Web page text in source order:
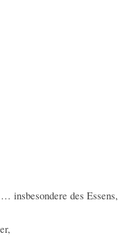
insbesondere des Essens,